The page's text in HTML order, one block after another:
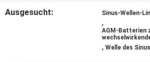
BITTE UM
Ausgesucht: Sinus-Wellen-
,
AGM-Batterien
,Welle des